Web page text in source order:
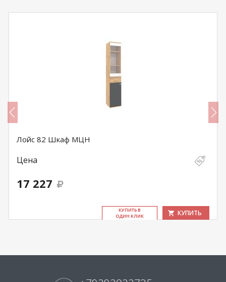
Лойс 82 Шкаф МЦН
Цена
17 227
КУ­ПИТЬ В
ОДИН КЛИК
КУПИТЬ